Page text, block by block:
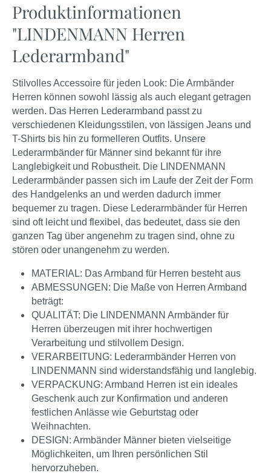
Produktinformationen
"LINDENMANN Herren
Lederarmband"
Stilvolles Accessoire für jeden Look: Die Armbänder
Herren können sowohl lässig als auch elegant getragen
werden. Das Herren Lederarmband passt zu
verschiedenen Kleidungsstilen, von lässigen Jeans und
T-Shirts bis hin zu formelleren Outfits. Unsere
Lederarmbänder für Männer sind bekannt für ihre
Langlebigkeit und Robustheit. Die LINDENMANN
Lederarmbänder passen sich im Laufe der Zeit der Form
des Handgelenks an und werden dadurch immer
bequemer zu tragen. Diese Lederarmbänder für Herren
sind oft leicht und flexibel, das bedeutet, dass sie den
ganzen Tag über angenehm zu tragen sind, ohne zu
stören oder unangenehm zu werden.
MATERIAL: Das Armband für Herren besteht aus
ABMESSUNGEN: Die Maße von Herren Armband
beträgt:
QUALITÄT: Die LINDENMANN Armbänder für
Herren überzeugen mit ihrer hochwertigen
Verarbeitung und stilvollem Design.
VERARBEITUNG: Lederarmbänder Herren von
LINDENMANN sind widerstandsfähig und langlebig.
VERPACKUNG: Armband Herren ist ein ideales
Geschenk auch zur Konfirmation und anderen
festlichen Anlässe wie Geburtstag oder
Weihnachten.
DESIGN: Armbänder Männer bieten vielseitige
Möglichkeiten, um Ihren persönlichen Stil
hervorzuheben.